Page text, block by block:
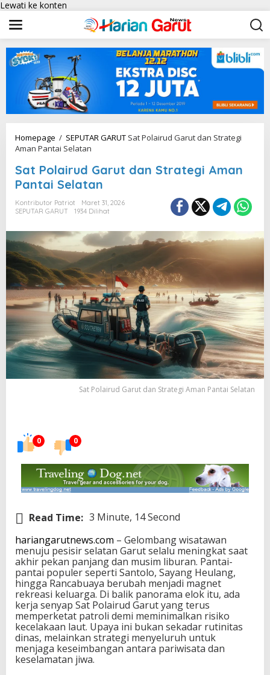
Lewati ke konten
Homepage / SEPUTAR GARUT Sat Polairud Garut dan Strategi
Aman Pantai Selatan
Sat Polairud Garut dan Strategi Aman
Pantai Selatan
Kontributor Patriot
Maret 31, 2026
SEPUTAR GARUT
1934 Dilihat
Sat Polairud Garut dan Strategi Aman Pantai Selatan
0 0
Read Time: 3 Minute, 14 Second
hariangarutnews.com – Gelombang wisatawan
menuju pesisir selatan Garut selalu meningkat saat
akhir pekan panjang dan musim liburan. Pantai-
pantai populer seperti Santolo, Sayang Heulang,
hingga Rancabuaya berubah menjadi magnet
rekreasi keluarga. Di balik panorama elok itu, ada
kerja senyap Sat Polairud Garut yang terus
memperketat patroli demi meminimalkan risiko
kecelakaan laut. Upaya ini bukan sekadar rutinitas
dinas, melainkan strategi menyeluruh untuk
menjaga keseimbangan antara pariwisata dan
keselamatan jiwa.